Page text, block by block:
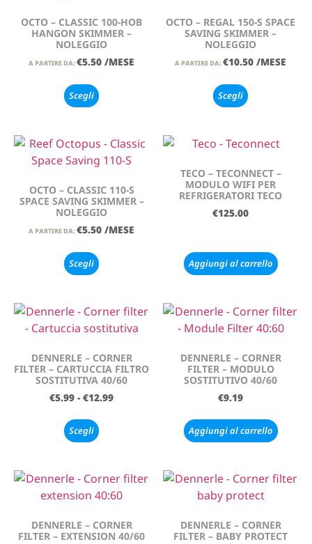
OCTO – CLASSIC 100-HOB
HANGON SKIMMER –
NOLEGGIO
A PARTIRE DA: €5.50 /MESE
Scegli
OCTO – REGAL 150-S SPACE
SAVING SKIMMER –
NOLEGGIO
A PARTIRE DA: €10.50 /MESE
Scegli
OCTO – CLASSIC 110-S
SPACE SAVING SKIMMER –
NOLEGGIO
A PARTIRE DA: €5.50 /MESE
Scegli
TECO – TECONNECT –
MODULO WIFI PER
REFRIGERATORI TECO
€125.00
Aggiungi al carrello
DENNERLE – CORNER
FILTER – CARTUCCIA FILTRO
SOSTITUTIVA 40/60
€5.99 - €12.99
Scegli
DENNERLE – CORNER
FILTER – MODULO
SOSTITUTIVO 40/60
€9.19
Aggiungi al carrello
DENNERLE – CORNER
FILTER – EXTENSION 40/60
DENNERLE – CORNER
FILTER – BABY PROTECT